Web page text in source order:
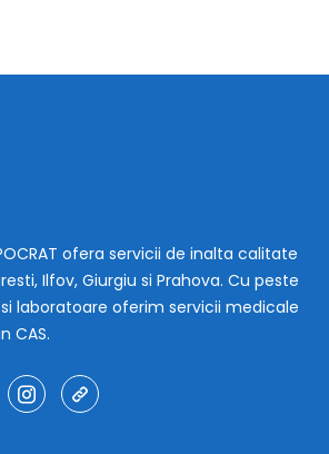
ofera servicii de inalta calitate
Ilfov, Giurgiu si Prahova. Cu peste
laboratoare oferim servicii medicale
CAS.